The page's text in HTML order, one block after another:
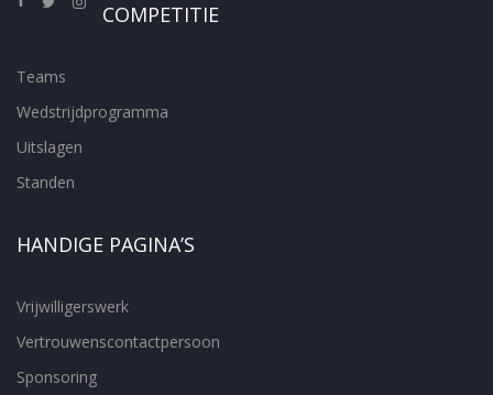
COMPETITIE
Teams
Wedstrijdprogramma
Uitslagen
Standen
HANDIGE PAGINA’S
Vrijwilligerswerk
Vertrouwenscontactpersoon
Sponsoring